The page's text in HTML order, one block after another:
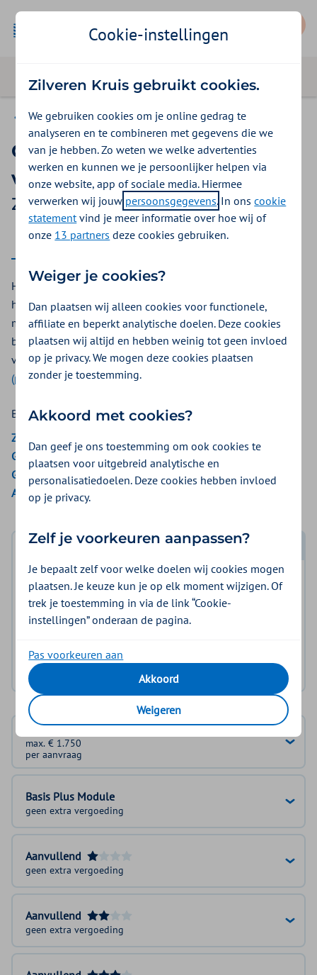
Vergoedingen
Ontharing van het gezicht
voor transvrouwen
Zilveren Kruis vergoeding 2025
2025 2026
Heeft u als transvrouw een behandeling voor ontharing van
het gelaat (gezicht) nodig? Bij Zilveren Kruis krijgt u een
mogelijke vergoeding vanuit uw basisverzekering. Wij
beoordelen of uw aanvraag voldoet aan de voorwaarden
van de VAV. Bekijk deeenvoudiger geschreven voorwaarden
(pdf).
Bekijk de vergoedingen van:
ZieZo
Gemeenten Optimaal
Gemeente Amsterdam
Aon Vitaal
Log in en bekijk welke vergoeding en voorwaarden
voor u gelden.
Geen DigiD?
Basisverzekering
max. € 1.750
per aanvraag
Basis Plus Module
geen extra vergoeding
Aanvullend
geen extra vergoeding
Aanvullend
geen extra vergoeding
Cookie-instellingen
Zilveren Kruis gebruikt cookies.
We gebruiken cookies om je online gedrag te
analyseren en te combineren met gegevens die we
van je hebben. Zo weten we welke advertenties
werken en kunnen we je persoonlijker helpen via
onze website, app of sociale media. Hiermee
verwerken wij jouw persoonsgegevens. In onscookie
statementvind je meer informatie over hoe wij of
onze 13 partners deze cookies gebruiken.
Weiger je cookies?
Dan plaatsen wij alleen cookies voor functionele,
affiliate en beperkt analytische doelen. Deze cookies
plaatsen wij altijd en hebben weinig tot geen invloed
op je privacy. We mogen deze cookies plaatsen
zonder je toestemming.
Akkoord met cookies?
Dan geef je ons toestemming om ook cookies te
plaatsen voor uitgebreid analytische en
personalisatiedoelen. Deze cookies hebben invloed
op je privacy.
Zelf je voorkeuren aanpassen?
Je bepaalt zelf voor welke doelen wij cookies mogen
plaatsen. Je keuze kun je op elk moment wijzigen. Of
trek je toestemming in via de link “Cookie-
instellingen” onderaan de pagina.
Pas voorkeuren aan
Akkoord
Weigeren